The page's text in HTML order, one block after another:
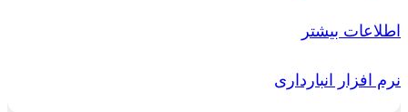
اطلاعات بیشتر
نرم افزار انبارداری